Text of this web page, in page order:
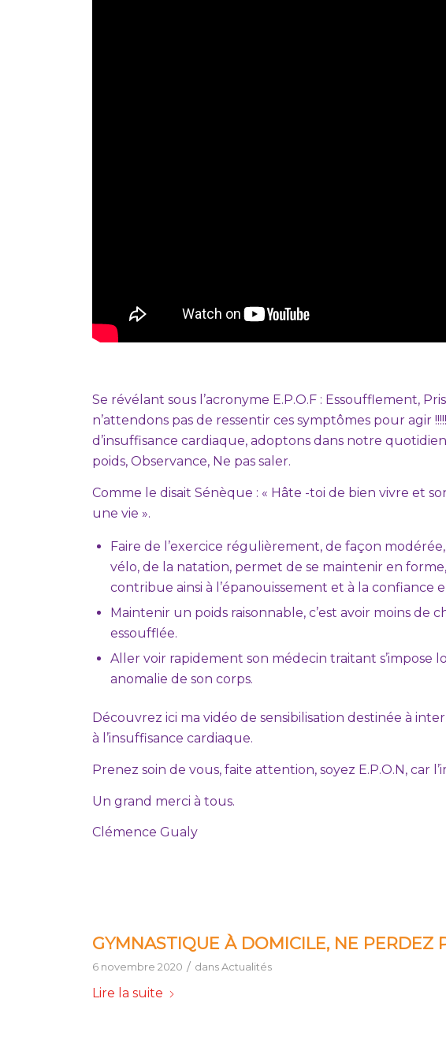
Se révélant sous l’acronyme E.P.O.F : Essoufflement,
n’attendons pas de ressentir ces symptômes pour agir
d’insuffisance cardiaque, adoptons dans notre
poids, Observance, Ne pas saler.
Comme le disait Sénèque : « Hâte -toi de bien vivre et
une vie ».
Faire de l’exercice régulièrement, de façon
vélo, de la natation, permet de se maintenir en
contribue ainsi à l’épanouissement et à la confiance
Maintenir un poids raisonnable, c’est avoir moins de
essoufflée.
Aller voir rapidement son médecin traitant s’impose
anomalie de son corps.
Découvrez ici ma vidéo de sensibilisation destinée à
à l’insuffisance cardiaque.
Prenez soin de vous, faite attention, soyez E.P.O.N, car
Un grand merci à tous.
Clémence Gualy
GYMNASTIQUE À DOMICILE, NE PERDEZ
6 novembre 2020 / dansActualités
Lire la suite